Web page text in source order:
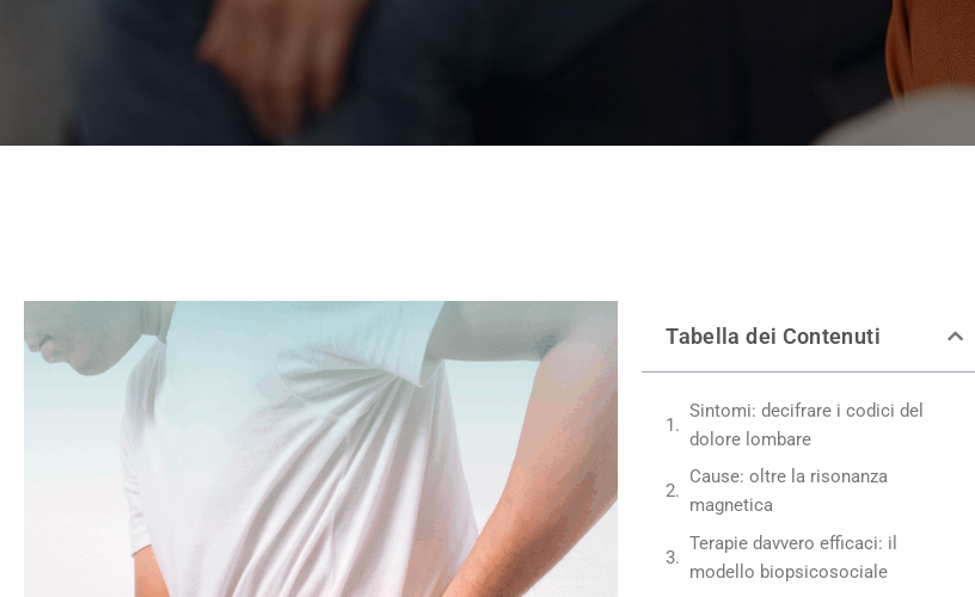
Tabella dei Contenuti
Sintomi: decifrare i codici del
dolore lombare
Cause: oltre la risonanza
magnetica
Terapie davvero efficaci: il
modello biopsicosociale